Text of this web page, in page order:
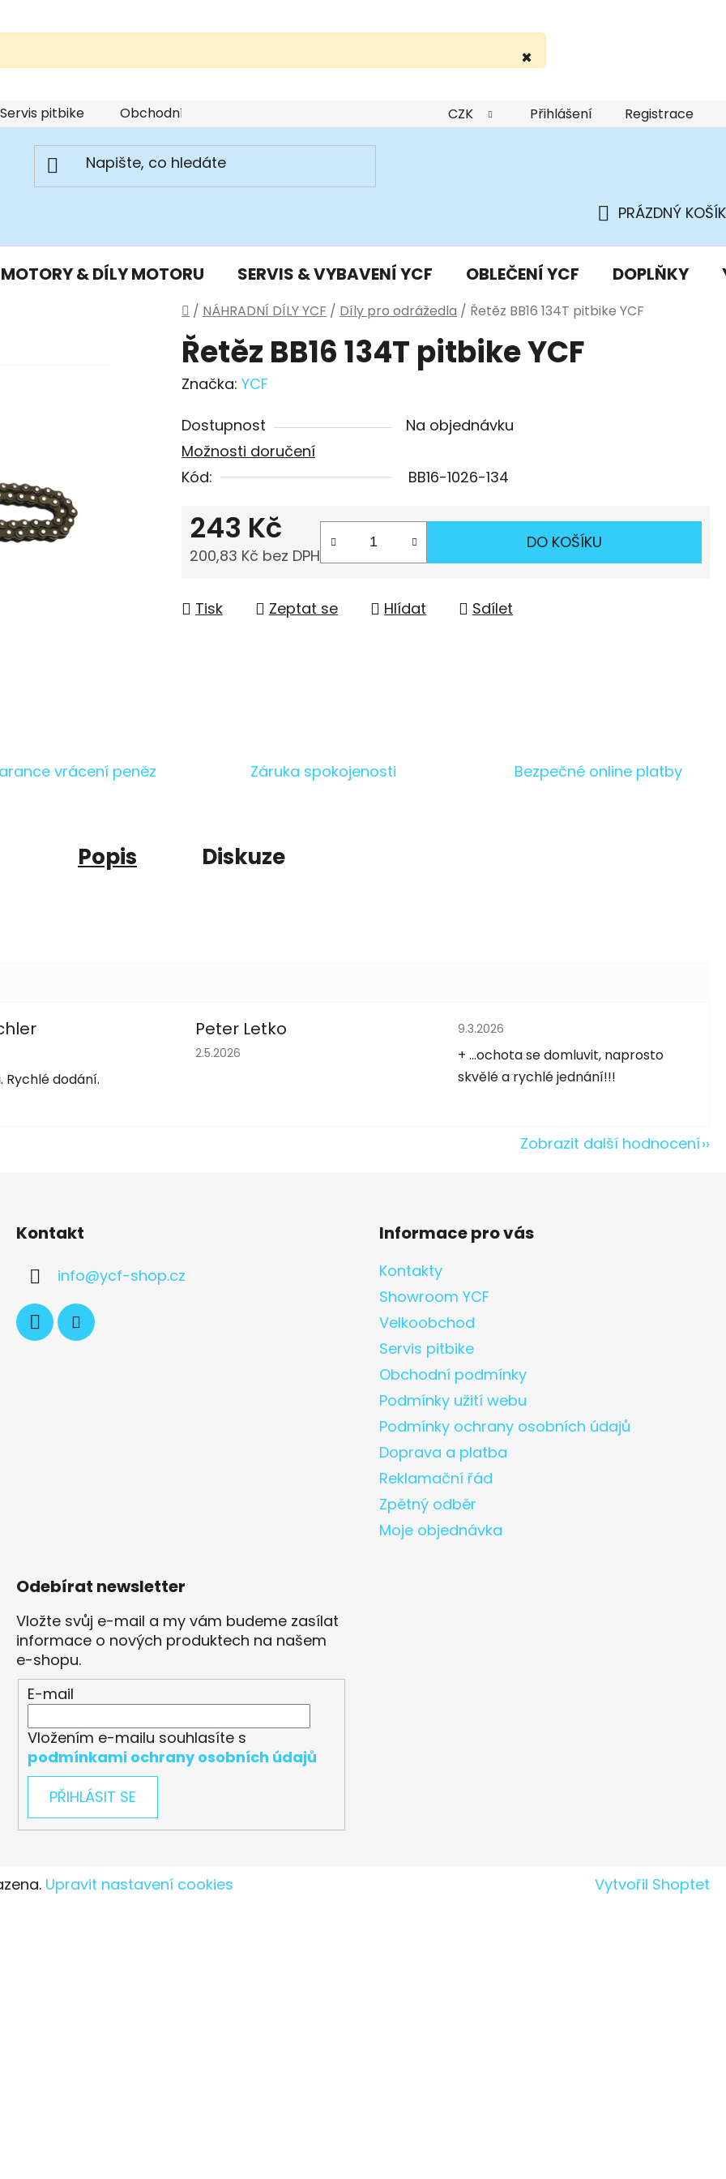
×
Servis pitbike Obchodní podmínky Podmínky ochrany osobních údajů
CZK Přihlášení Registrace
KOŠÍK
PRÁZDNÝ KOŠÍK
MOTORY & DÍLY MOTORU SERVIS & VYBAVENÍ YCF OBLEČENÍ YCF DOPLŇKY
Domů
/ NÁHRADNÍ DÍLY YCF / Díly pro odrážedla / Řetěz BB16 134T pitbike YCF
Řetěz BB16 134T pitbike YCF
Značka: YCF
Dostupnost
Na objednávku
Možnosti doručení
Kód:
BB16-1026-134
243 Kč
200,83 Kč bez DPH
DO KOŠÍKU
Tisk Zeptat se Hlídat Sdílet
vrácení peněz Záruka spokojenosti Bezpečné online platby
Popis Diskuze
je 5 z 5 hvězdiček.
Rychlé dodání.
Peter Letko
Hodnocení obchodu je 5 z 5 hvězdiček.
2.5.2026
Hodnocení obchodu je 5 z 5 hvězdiček.
9.3.2026
+ ...ochota se domluvit, naprosto
skvělé a rychlé jednání!!!
Zobrazit další hodnocení
Kontakt
info@ycf-shop.cz
Informace pro vás
Kontakty
Showroom YCF
Velkoobchod
Servis pitbike
Obchodní podmínky
Podmínky užití webu
Podmínky ochrany osobních údajů
Doprava a platba
Reklamační řád
Zpětný odběr
Moje objednávka
Odebírat newsletter
Vložte svůj e-mail a my vám budeme zasílat
informace o nových produktech na našem
e-shopu.
E-mail
Vložením e-mailu souhlasíte s
podmínkami ochrany osobních údajů
PŘIHLÁSIT SE
Vytvořil Shoptet
Upravit nastavení cookies